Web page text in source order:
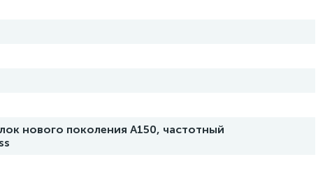
нового поколения A150, частотный